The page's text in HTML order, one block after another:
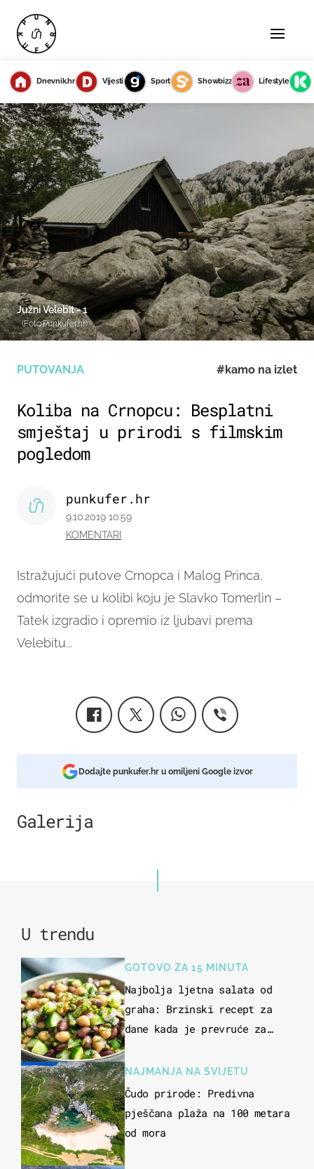
Dnevnik.hr Vijesti Sport Showbizz Lifestyle
PUTOVANJA #kamo na izlet
Koliba na Crnopcu: Besplatni
smještaj u prirodi s filmskim
pogledom
Istražujući putove Crnopca i Malog Princa,
odmorite se u kolibi koju je Slavko Tomerlin –
Tatek izgradio i opremio iz ljubavi prema
Velebitu...
punkufer.hr
9.10.2019 10:59
KOMENTARI
Južni Velebit - 1
(Foto:Punkufer.hr)
Dodajte punkufer.hr u omiljeni Google izvor
Galerija
U trendu
GOTOVO ZA 15 MINUTA
Najbolja ljetna salata od
graha: Brzinski recept za
dane kada je prevruće za
NAJMANJA NA SVIJETU
Čudo prirode: Predivna
pješčana plaža na 100 metara
od mora